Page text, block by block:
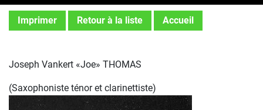
Imprimer Retour à la liste Accueil
Joseph Vankert «Joe» THOMAS
(Saxophoniste ténor et clarinettiste)